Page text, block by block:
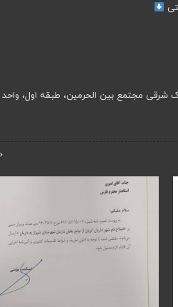
مجتمع بین الحرمین، طبقه اول، واحد ۷
‹